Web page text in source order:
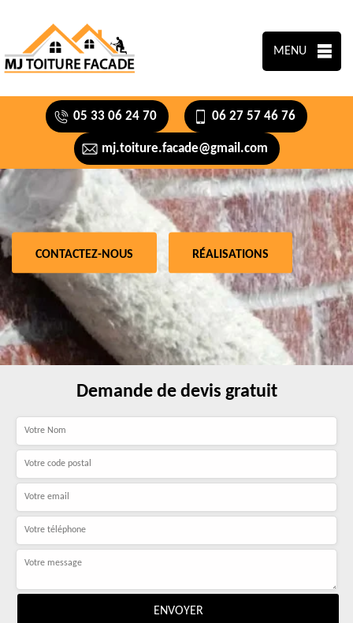
MENU
05 33 06 24 70 06 27 57 46 76
mj.toiture.facade@gmail.com
CONTACTEZ-NOUS RÉALISATIONS
Demande de devis gratuit